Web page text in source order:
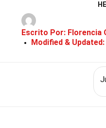
Escrito Por: Florencia
Modified & Updated: